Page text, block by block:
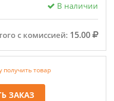
В наличии
с комиссией: 15.00
получить товар
ЗАКАЗ